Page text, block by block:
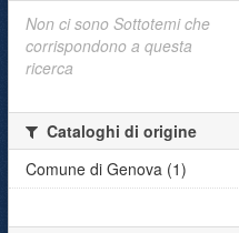
Non ci sono Sottotemi che
corrispondono a questa
ricerca
Cataloghi di origine
Comune di Genova (1)